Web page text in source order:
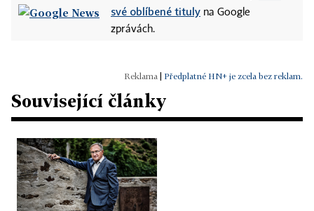
své oblíbené tituly na Google
zprávách.
Předplatné HN+ je zcela bez reklam.
Související články